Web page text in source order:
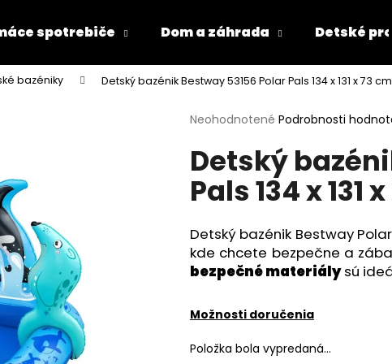
spotrebiče Dom a záhrada Detské
bazéniky Detský bazénik Bestway 53156 Polar Pals 134 x 131 x 73 cm
Priemerné
produktu
je
0,0
hviezdičiek.
Neohodnotené Podrobnosti
Detský
Pals 134 x 131
Detský bazénik Bestway
kde chcete bezpečne a
bezpečné materiály sú
Možnosti doručenia
Položka bola vypredaná…
Čo potrebujete nájsť?
HĽADAŤ